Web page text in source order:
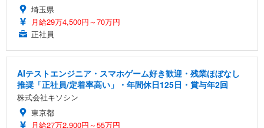
埼玉県
月給29万4,500円～70万円
正社員
AIテストエンジニア・スマホゲーム好き歓迎・残業ほぼなし
推奨「正社員/定着率高い」・年間休日125日・賞与年2回
株式会社キソシン
東京都
月給27万2,900円～55万円